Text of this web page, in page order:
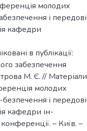
молодих
і передові
кафедри
в публікації:
забезпечення
М. Є. // Матеріали
молодих
і передові
кафедри ін-
– Київ. –